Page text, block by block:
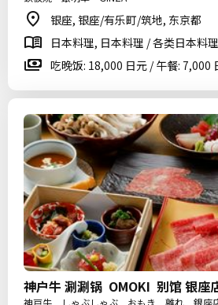
银座, 银座/有乐町/筑地, 东京都
日本料理, 日本料理 / 各类日本料
吃晚饭: 18,000 日元 / 午餐: 7,000
神户牛 涮涮锅 OMOKI 别馆 银座
神戸牛 しゃぶしゃぶ おもき 離れ 銀座